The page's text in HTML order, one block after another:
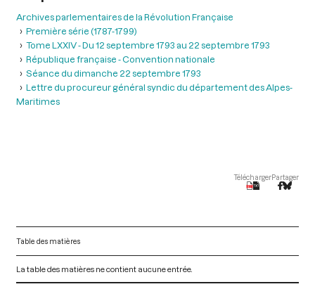
Archives parlementaires de la Révolution Française
Première série (1787-1799)
Tome LXXIV - Du 12 septembre 1793 au 22 septembre 1793
République française - Convention nationale
Séance du dimanche 22 septembre 1793
Lettre du procureur général syndic du département des Alpes-
Maritimes
TéléchargerPartager
Table des matières
La table des matières ne contient aucune entrée.